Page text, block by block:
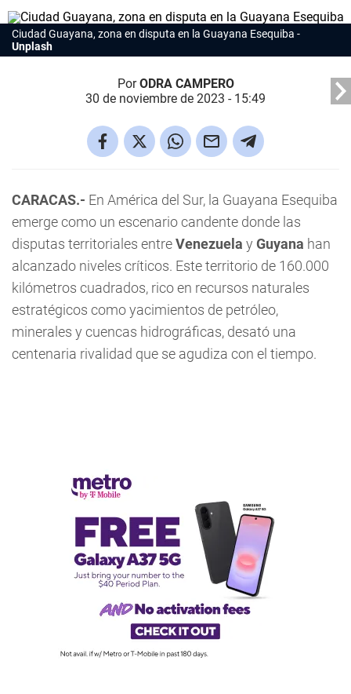
Ciudad Guayana, zona en disputa en la Guayana Esequiba
Unplash
PorODRA CAMPERO
30 de noviembre de 2023 - 15:49
CARACAS.- En América del Sur, la Guayana Esequiba
emerge como un escenario candente donde las
disputas territoriales entreVenezuela y Guyana han
alcanzado niveles críticos. Este territorio de 160.000
kilómetros cuadrados, rico en recursos naturales
estratégicos como yacimientos de petróleo,
minerales y cuencas hidrográficas, desató una
centenaria rivalidad que se agudiza con el tiempo.